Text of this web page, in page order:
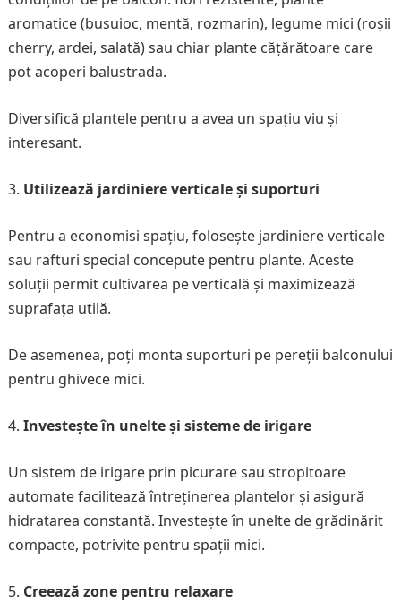
aromatice (busuioc, mentă, rozmarin), legume mici (roșii
cherry, ardei, salată) sau chiar plante cățărătoare care
pot acoperi balustrada.
Diversifică plantele pentru a avea un spațiu viu și
interesant.
Utilizează jardiniere verticale și suporturi
Pentru a economisi spațiu, folosește jardiniere verticale
sau rafturi special concepute pentru plante. Aceste
soluții permit cultivarea pe verticală și maximizează
suprafața utilă.
De asemenea, poți monta suporturi pe pereții balconului
pentru ghivece mici.
Investește în unelte și sisteme de irigare
Un sistem de irigare prin picurare sau stropitoare
automate facilitează întreținerea plantelor și asigură
hidratarea constantă. Investește în unelte de grădinărit
compacte, potrivite pentru spații mici.
Creează zone pentru relaxare